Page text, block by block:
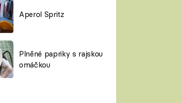
Aperol Spritz
Plněné papriky s rajskou
omáčkou